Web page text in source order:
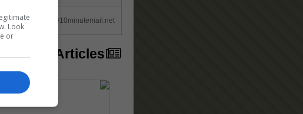
no-reply@10minutemail.net
Popular Articles
Look
or